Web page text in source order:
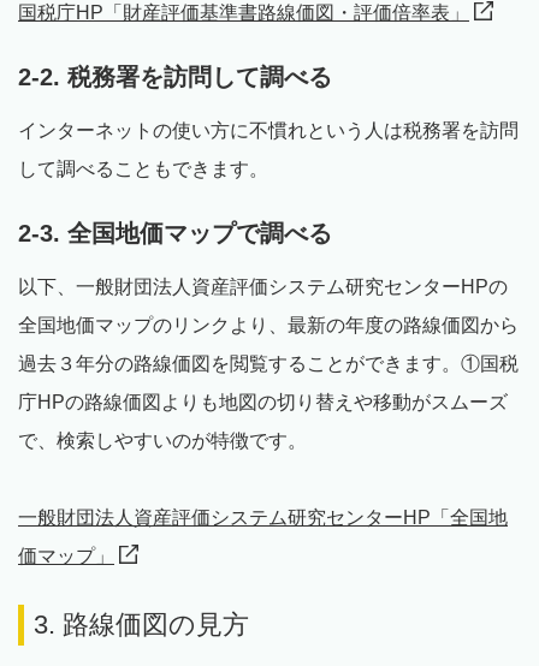
国税庁HP「財産評価基準書路線価図・評価倍率表」
2-2. 税務署を訪問して調べる
インターネットの使い方に不慣れという人は税務署を訪問
して調べることもできます。
2-3. 全国地価マップで調べる
以下、一般財団法人資産評価システム研究センターHPの
全国地価マップのリンクより、最新の年度の路線価図から
過去３年分の路線価図を閲覧することができます。①国税
庁HPの路線価図よりも地図の切り替えや移動がスムーズ
で、検索しやすいのが特徴です。
一般財団法人資産評価システム研究センターHP「全国地
価マップ」
3. 路線価図の見方